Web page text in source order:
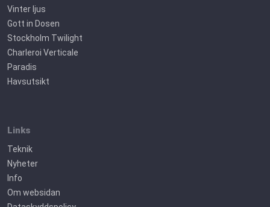
Vinter ljus
Gott in Dosen
Stockholm Twilight
Charleroi Verticale
Paradis
Havsutsikt
Links
Teknik
Nyheter
Info
Om websidan